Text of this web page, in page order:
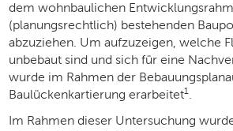
dem wohnbaulichen
(planungsrechtlich) bestehenden
abzuziehen. Um aufzuzeigen, welche
unbebaut sind und sich für eine
wurde im Rahmen der
Baulückenkartierung erarbeitet1
Im Rahmen dieser Untersuchung